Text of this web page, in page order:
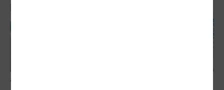
借貸買股風險飆